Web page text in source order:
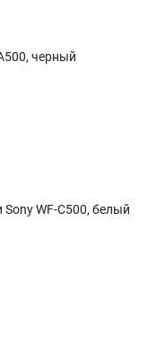
черный
WF-C500, белый